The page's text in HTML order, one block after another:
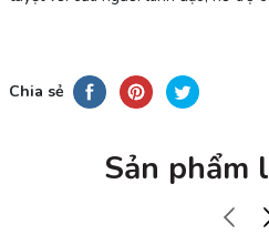
Chia sẻ
Sản phẩm